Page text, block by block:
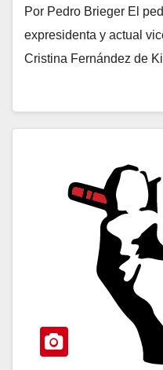
Por Pedro Brieger El
expresidenta y actual
Cristina Fernández de